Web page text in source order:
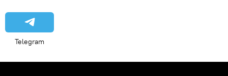
Telegram